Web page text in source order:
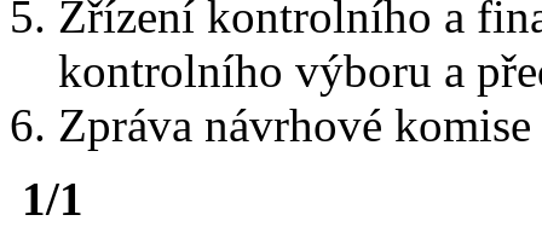
Zřízení kontrolního a
kontrolního výboru a
Zpráva návrhové
1/1